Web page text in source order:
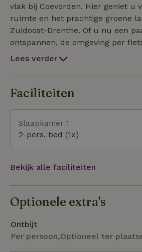
vlak bij Coevorden. Hier geniet u
ruimte en het prachtige groene
Zuidoost-Drenthe. Of u nu een paar dagen wilt
ontspannen, de omgeving per
ontdekken, of een comfortabele
bent u van harte welkom. Speciaal voor
Pieterpadwandelaars bieden wij
Ook kunt u bij ons fietsen huren
routes door Drenthe te
vindt u bovendien volop leuke
bezienswaardigheden,
activiteiten voor jong en oud. Gaat u een dag op
pad? Dan kunt u een goed
meenemen voor onderweg. U heeft bij ons keuze uit
diverse sfeervolle
comfortabele B&B-kamers,
stacaravan, volledig ingerichte
Lees verder
Faciliteiten
Slaapkamer 1
2-pers. bed (1x)
Bekijk alle faciliteiten
Optionele extra's
Ontbijt
Per persoon,Optioneel ter